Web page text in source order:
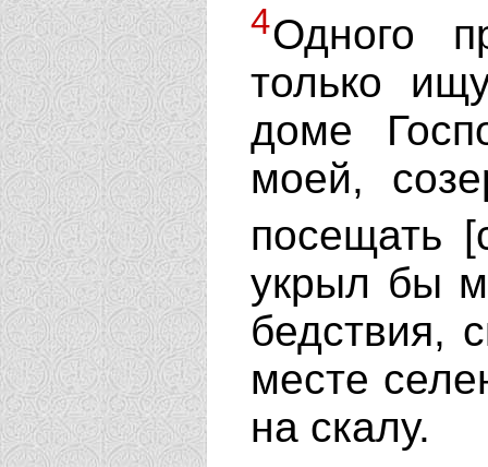
4Одного
только
доме
моей,
посещать
укрыл бы
бедствия,
месте
на скалу.